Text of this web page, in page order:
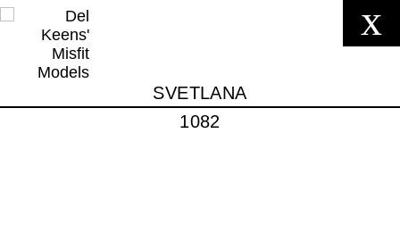
x
SVETLANA
1082